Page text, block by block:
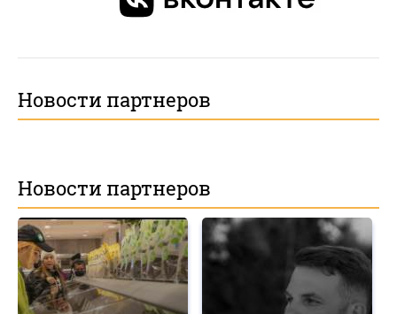
Новости партнеров
Новости партнеров